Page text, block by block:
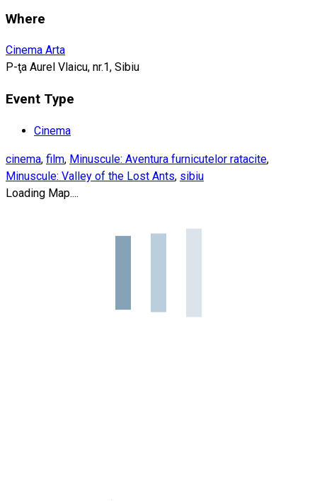
Where
Cinema Arta
P-ţa Aurel Vlaicu, nr.1, Sibiu
Event Type
Cinema
cinema, film, Minuscule: Aventura furnicutelor ratacite,
Minuscule: Valley of the Lost Ants, sibiu
Loading Map....